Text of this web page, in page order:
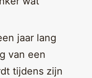
jaar lang
van een
tijdens zijn